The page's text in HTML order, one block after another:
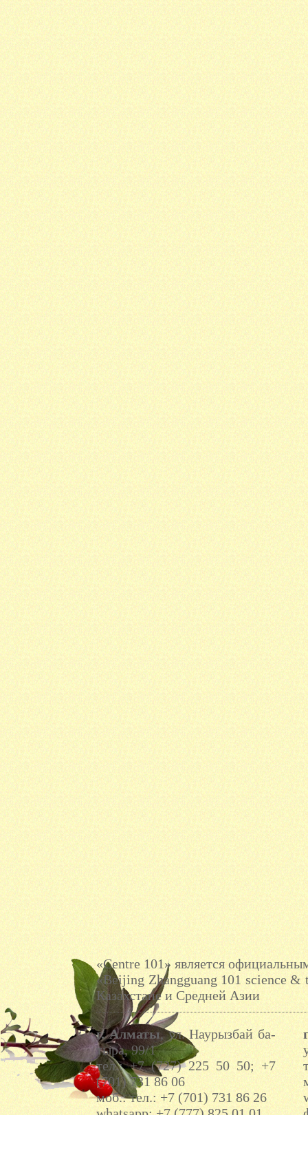
«Centre 101» является
«Beijing Zhangguang 101 science &
Казахстане и Средней Азии
г. Ал­ма­ты, ул. На­урыз­бай ба­
тыра, 99/1
тел.: +7 (727) 225 50 50; +7
(701) 731 86 06
моб.: тел.: +7 (701) 731 86 26
whatsapp: +7 (777) 825 01 01